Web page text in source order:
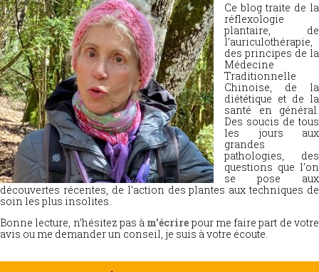
Ce blog traite de la
réflexologie
plantaire, de
l’auriculothérapie,
des principes de la
Médecine
Traditionnelle
Chinoise, de la
diététique et de la
santé en général.
Des soucis de tous
les jours aux
grandes
pathologies, des
questions que l’on
se pose aux
découvertes récentes, de l’action des plantes aux techniques de
soin les plus insolites.
Bonne lecture, n’hésitez pas à m’écrire pour me faire part de votre
avis ou me demander un conseil, je suis à votre écoute.